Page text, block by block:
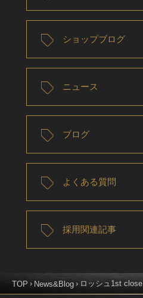
ショップブログ
ニュース
ブログ
よくある質問
採用関連記事
TOP News&Blog ロッシュ1st close